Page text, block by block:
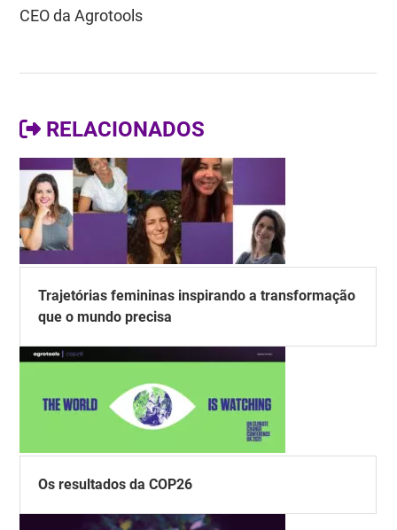
CEO da Agrotools
RELACIONADOS
Trajetórias femininas inspirando a transformação
que o mundo precisa
Os resultados da COP26